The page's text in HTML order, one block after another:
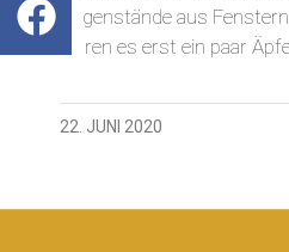
Gegenstände aus
waren es erst ein paar
22. JUNI 2020